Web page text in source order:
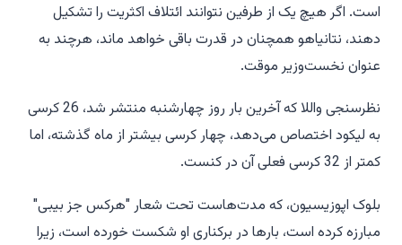
است. اگر هیچ یک از طرفین نتوانند ائتلاف اکثریت را تشکیل
دهند، نتانیاهو همچنان در قدرت باقی خواهد ماند، هرچند به
عنوان نخست‌وزیر موقت.
نظرسنجی واللا که آخرین بار روز چهارشنبه منتشر شد، 26 کرسی
به لیکود اختصاص می‌دهد، چهار کرسی بیشتر از ماه گذشته، اما
کمتر از 32 کرسی فعلی آن در کنست.
بلوک اپوزیسیون، که مدت‌هاست تحت شعار "هرکس جز بیبی"
مبارزه کرده است، بارها در برکناری او شکست خورده است، زیرا